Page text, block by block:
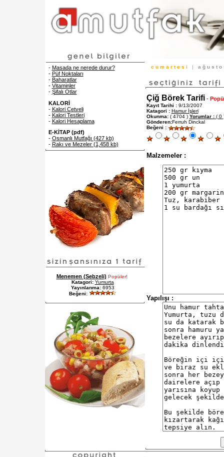
- Masada ne nerede durur?
- Püf Noktaları
- Baharatlar
- Vitaminler
- Şifalı Otlar
KALORİ
- Kalori Cetveli
- Kalori Testleri
- Kalori Hesaplama
E-KİTAP (pdf)
- Osmanlı Mutfağı (427 kb)
- Rakı ve Mezeler (1,458 kb)
Menemen (Sebzeli) Popüler!
Katagori: Yumurta
Yayınlanma: 6953
Beğeni:
c u m a r t e s i | a ğ u s t
Çiğ Börek Tarifi -
Kayıt Tarihi :9/13/2007
Katagori : Hamur İşleri
Okunma:( 4704 ) Yorumlar :( 0
Gönderen:Ferruh Dinckal
Beğeni :
Malzemeler :
Yapılışı :